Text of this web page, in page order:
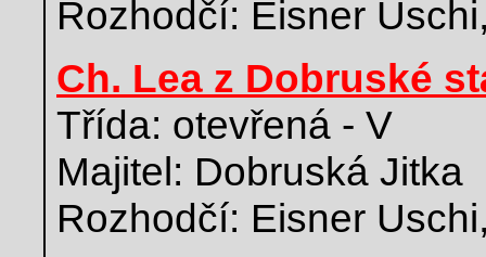
Rozhodčí: Eisner
Ch. Lea z Dobruské
Třída: otevřená - V
Majitel: Dobruská Jitka
Rozhodčí: Eisner